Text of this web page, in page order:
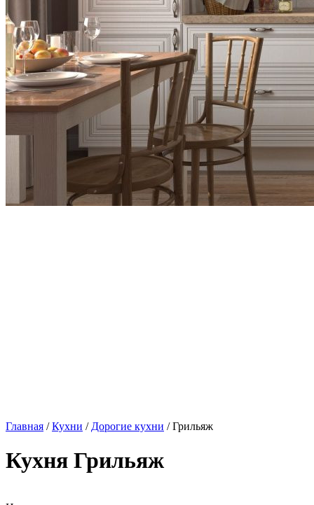
Главная /Кухни / Дорогие кухни / Грильяж
Кухня Грильяж